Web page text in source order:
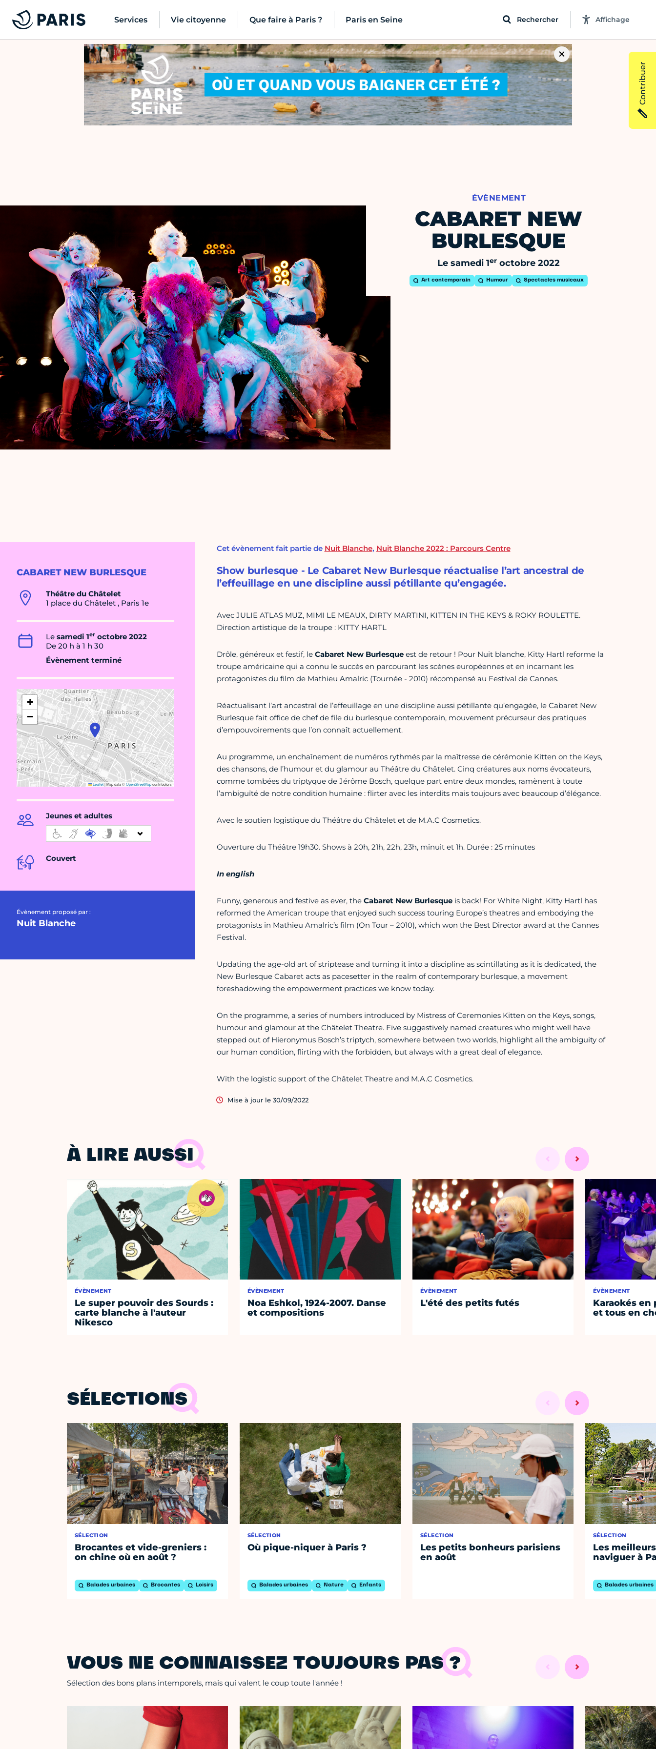
Services Vie citoyenne Que faire à Paris ? Paris en Seine Rechercher Affichage
ÉVÈNEMENT
CABARET NEW
BURLESQUE
Le samedi 1er octobre 2022
Art contemporain Humour Spectacles musicaux
CABARET NEW BURLESQUE
Théâtre du Châtelet
1 place du Châtelet , Paris 1e
Le samedi 1er octobre 2022
De 20 h à 1 h 30
Évènement terminé
+
−
Leaflet|Map data ©OpenStreetMapcontributors
Jeunes et adultes
Couvert
Évènement proposé par :
Nuit Blanche
Cet évènement fait partie de Nuit Blanche, Nuit Blanche 2022 : Parcours Centre
Show burlesque - Le Cabaret New Burlesque réactualise l’art ancestral de
l’effeuillage en une discipline aussi pétillante qu’engagée.
Avec JULIE ATLAS MUZ, MIMI LE MEAUX, DIRTY MARTINI, KITTEN IN THE KEYS & ROKY ROULETTE.
Direction artistique de la troupe : KITTY HARTL
Drôle, généreux et festif, le Cabaret New Burlesqueest de retour ! Pour Nuit blanche, Kitty Hartl reforme la
troupe américaine qui a connu le succès en parcourant les scènes européennes et en incarnant les
protagonistes du film de Mathieu Amalric (Tournée - 2010) récompensé au Festival de Cannes.
Réactualisant l’art ancestral de l’effeuillage en une discipline aussi pétillante qu’engagée, le Cabaret New
Burlesque fait office de chef de file du burlesque contemporain, mouvement précurseur des pratiques
d’empouvoirements que l’on connaît actuellement.
Au programme, un enchaînement de numéros rythmés par la maîtresse de cérémonie Kitten on the Keys,
des chansons, de l’humour et du glamour au Théâtre du Châtelet. Cinq créatures aux noms évocateurs,
comme tombées du triptyque de Jérôme Bosch, quelque part entre deux mondes, ramènent à toute
l’ambiguïté de notre condition humaine : flirter avec les interdits mais toujours avec beaucoup d’élégance.
Avec le soutien logistique du Théâtre du Châtelet et de M.A.C Cosmetics.
Ouverture du Théâtre 19h30. Shows à 20h, 21h, 22h, 23h, minuit et 1h. Durée : 25 minutes
In english
Funny, generous and festive as ever, the Cabaret New Burlesqueis back! For White Night, Kitty Hartl has
reformed the American troupe that enjoyed such success touring Europe’s theatres and embodying the
protagonists in Mathieu Amalric’s film (On Tour – 2010), which won the Best Director award at the Cannes
Festival.
Updating the age-old art of striptease and turning it into a discipline as scintillating as it is dedicated, the
New Burlesque Cabaret acts as pacesetter in the realm of contemporary burlesque, a movement
foreshadowing the empowerment practices we know today.
On the programme, a series of numbers introduced by Mistress of Ceremonies Kitten on the Keys, songs,
humour and glamour at the Châtelet Theatre. Five suggestively named creatures who might well have
stepped out of Hieronymus Bosch’s triptych, somewhere between two worlds, highlight all the ambiguity of
our human condition, flirting with the forbidden, but always with a great deal of elegance.
With the logistic support of the Châtelet Theatre and M.A.C Cosmetics.
Mise à jour le 30/09/2022
À LIRE AUSSI
ÉVÈNEMENT
Le super pouvoir des Sourds :
carte blanche à l'auteur
Nikesco
ÉVÈNEMENT
Noa Eshkol, 1924-2007. Danse
et compositions
ÉVÈNEMENT
L'été des petits futés
ÉVÈNEMENT
Karaokés
et tous en
SÉLECTIONS
SÉLECTION
Brocantes et vide-greniers :
on chine où en août ?
Balades urbaines Brocantes Loisirs
SÉLECTION
Où pique-niquer à Paris ?
Balades urbaines Nature Enfants
SÉLECTION
Les petits bonheurs parisiens
en août
SÉLECTION
Les
naviguer à
Balades urbaines
VOUS NE CONNAISSEZ TOUJOURS PAS ?
Sélection des bons plans intemporels, mais qui valent le coup toute l'année !
Contribuer